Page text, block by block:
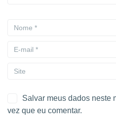
Salvar meus dados neste
vez que eu comentar.